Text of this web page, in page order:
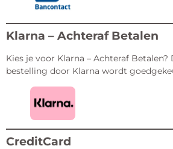
Klarna – Achteraf Betalen
Kies je voor Klarna – Achteraf
bestelling door Klarna wordt
CreditCard